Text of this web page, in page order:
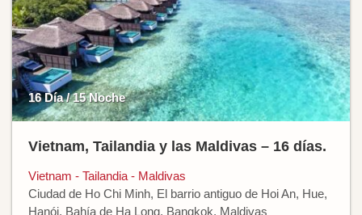
16 Día / 15 Noche
Vietnam, Tailandia y las Maldivas – 16 días.
Vietnam - Tailandia - Maldivas
Ciudad de Ho Chi Minh, El barrio antiguo de Hoi An, Hue,
Hanói, Bahía de Ha Long, Bangkok, Maldivas